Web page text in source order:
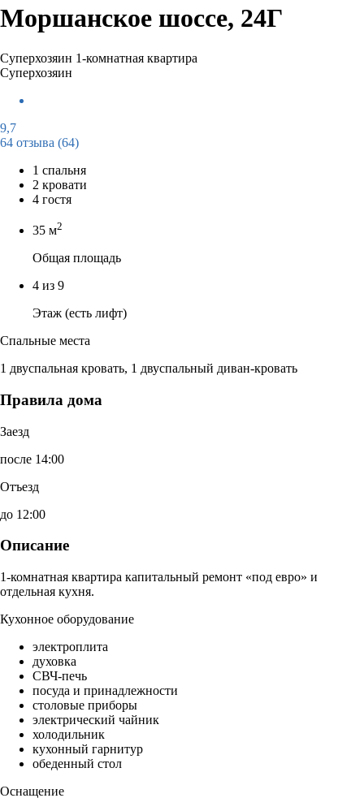
Моршанское шоссе, 24Г
Суперхозяин 1-комнатная квартира
Суперхозяин
9,7
64 отзыва (64)
1 спальня
2 кровати
4 гостя
35 м2
Общая площадь
4 из 9
Этаж (есть лифт)
Спальные места
1 двуспальная кровать, 1 двуспальный диван-кровать
Правила дома
Заезд
после 14:00
Отъезд
до 12:00
Описание
1-комнатная квартира капитальный ремонт «под евро» и
отдельная кухня.
Кухонное оборудование
электроплита
духовка
СВЧ-печь
посуда и принадлежности
столовые приборы
электрический чайник
холодильник
кухонный гарнитур
обеденный стол
Оснащение